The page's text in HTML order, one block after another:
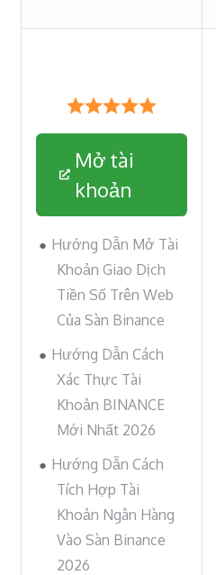
Mở tài
khoản
Hướng Dẫn Mở Tài
Khoản Giao Dịch
Tiền Số Trên Web
Của Sàn Binance
Hướng Dẫn Cách
Xác Thực Tài
Khoản BINANCE
Mới Nhất 2026
Hướng Dẫn Cách
Tích Hợp Tài
Khoản Ngân Hàng
Vào Sàn Binance
2026